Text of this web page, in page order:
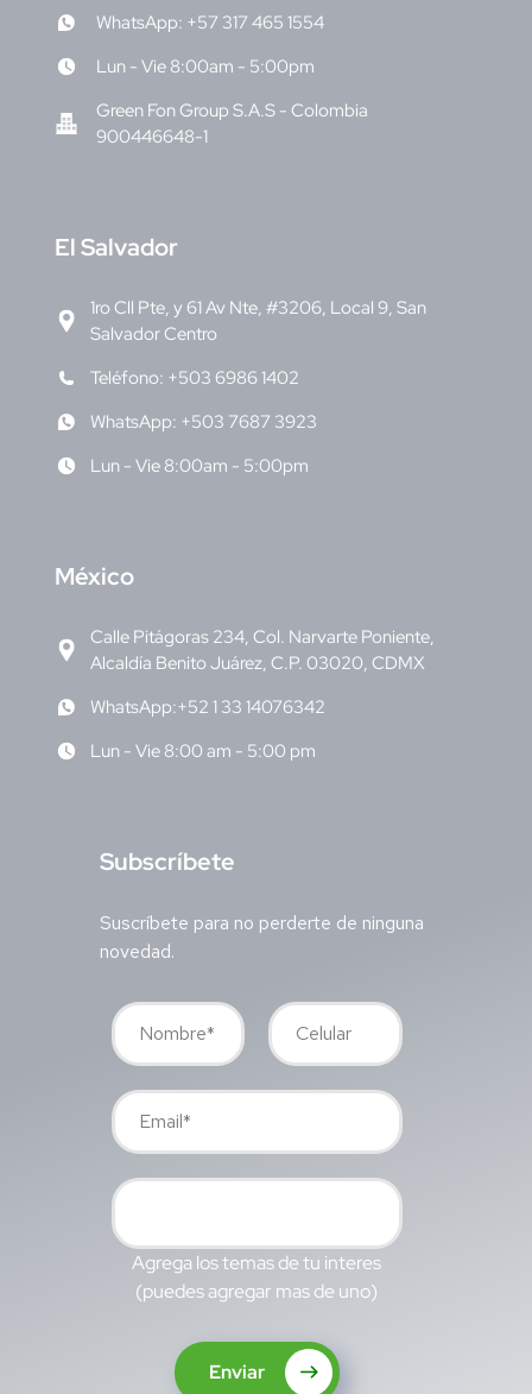
WhatsApp: +57 317 465 1554
Lun - Vie 8:00am - 5:00pm
Green Fon Group S.A.S - Colombia
900446648-1
El Salvador
1ro Cll Pte, y 61 Av Nte, #3206, Local 9, San
Salvador Centro
Teléfono: +503 6986 1402
WhatsApp: +503 7687 3923
Lun - Vie 8:00am - 5:00pm
México
Calle Pitágoras 234, Col. Narvarte Poniente,
Alcaldía Benito Juárez, C.P. 03020, CDMX
WhatsApp:+52 1 33 14076342
Lun - Vie 8:00 am - 5:00 pm
Subscríbete
Suscríbete para no perderte de ninguna
novedad.
Agrega los temas de tu interes
(puedes agregar mas de uno)
Enviar